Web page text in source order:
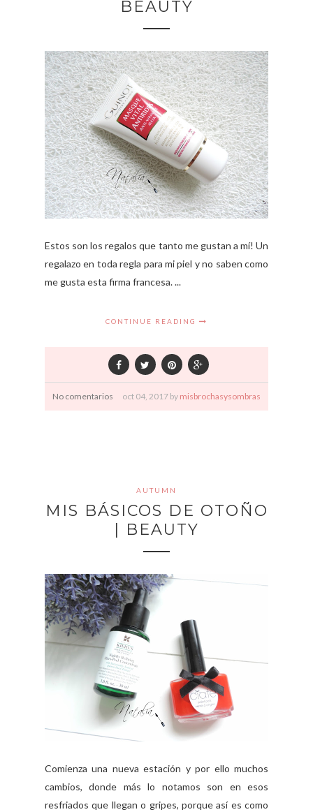
BEAUTY
Estos son los regalos que tanto me gustan a mí! Un
regalazo en toda regla para mi piel y no saben como
me gusta esta firma francesa. ...
CONTINUE READING
No comentarios oct 04, 2017 by misbrochasysombras
AUTUMN
MIS BÁSICOS DE OTOÑO
| BEAUTY
Comienza una nueva estación y por ello muchos
cambios, donde más lo notamos son en esos
resfriados que llegan o gripes, porque así es como